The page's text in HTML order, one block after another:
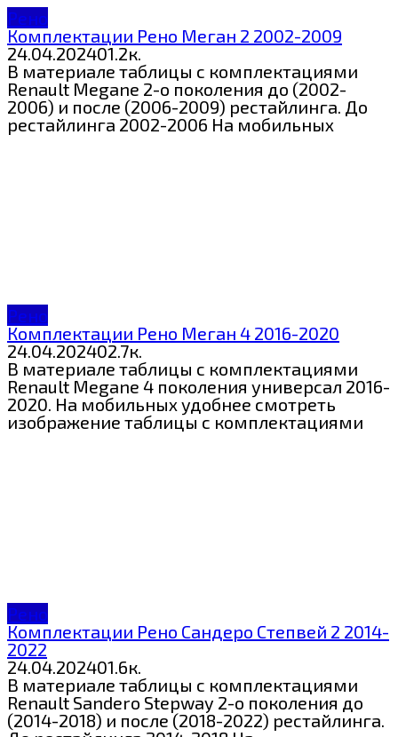
Рено
Комплектации Рено Меган 2 2002-2009
24.04.202401.2к.
В материале таблицы с комплектациями
Renault Megane 2-о поколения до (2002-
2006) и после (2006-2009) рестайлинга. До
рестайлинга 2002-2006 На мобильных
Рено
Комплектации Рено Меган 4 2016-2020
24.04.202402.7к.
В материале таблицы с комплектациями
Renault Megane 4 поколения универсал 2016-
2020. На мобильных удобнее смотреть
изображение таблицы с комплектациями
Рено
Комплектации Рено Сандеро Степвей 2 2014-
2022
24.04.202401.6к.
В материале таблицы с комплектациями
Renault Sandero Stepway 2-о поколения до
(2014-2018) и после (2018-2022) рестайлинга.